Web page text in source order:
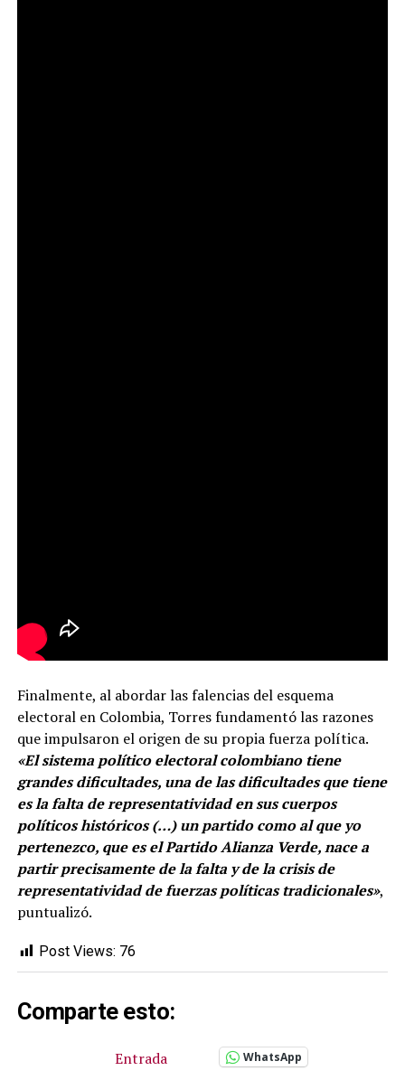
Finalmente, al abordar las falencias del esquema
electoral en Colombia, Torres fundamentó las razones
que impulsaron el origen de su propia fuerza política.
«El sistema político electoral colombiano tiene
grandes dificultades, una de las dificultades que tiene
es la falta de representatividad en sus cuerpos
políticos históricos (…) un partido como al que yo
pertenezco, que es el Partido Alianza Verde, nace a
partir precisamente de la falta y de la crisis de
representatividad de fuerzas políticas tradicionales»,
puntualizó.
Post Views: 76
Comparte esto:
Entrada WhatsApp